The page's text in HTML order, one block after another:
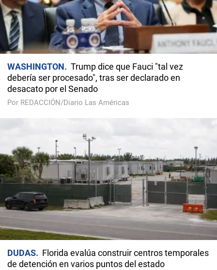
WASHINGTON
Trump dice que Fauci "tal vez
debería ser procesado", tras ser declarado en
desacato por el Senado
Por REDACCIÓN/Diario Las Américas
DUDAS
Florida evalúa construir centros temporales
de detención en varios puntos del estado